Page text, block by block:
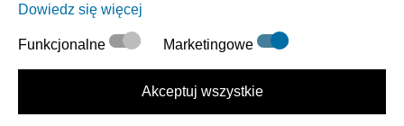
22 230 94 60
Wyślij
AkceptujePolityki Prywatności.
Dowiedz się więcej
Funkcjonalne Marketingowe
Akceptuj wszystkie